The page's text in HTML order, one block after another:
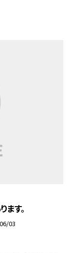
ます。
03